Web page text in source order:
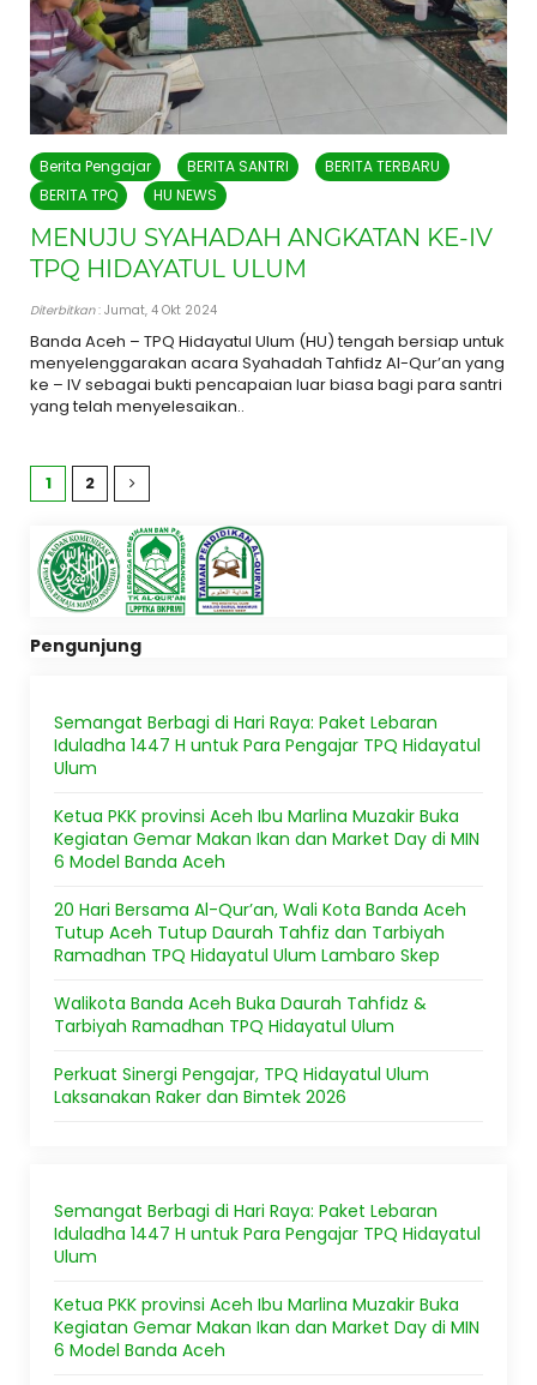
Berita Pengajar BERITA SANTRI
BERITA TERBARU
BERITA TPQ
HU NEWS
MENUJU SYAHADAH ANGKATAN KE-IV
TPQ HIDAYATUL ULUM
Diterbitkan: Jumat, 4 Okt 2024
Banda Aceh – TPQ Hidayatul Ulum (HU) tengah bersiap untuk
menyelenggarakan acara Syahadah Tahfidz Al-Qur’an yang
ke – IV sebagai bukti pencapaian luar biasa bagi para santri
yang telah menyelesaikan..
1 2
Pengunjung
Semangat Berbagi di Hari Raya: Paket Lebaran
Iduladha 1447 H untuk Para Pengajar TPQ Hidayatul
Ulum
Ketua PKK provinsi Aceh Ibu Marlina Muzakir Buka
Kegiatan Gemar Makan Ikan dan Market Day di MIN
6 Model Banda Aceh
20 Hari Bersama Al-Qur’an, Wali Kota Banda Aceh
Tutup Aceh Tutup Daurah Tahfiz dan Tarbiyah
Ramadhan TPQ Hidayatul Ulum Lambaro Skep
Walikota Banda Aceh Buka Daurah Tahfidz &
Tarbiyah Ramadhan TPQ Hidayatul Ulum
Perkuat Sinergi Pengajar, TPQ Hidayatul Ulum
Laksanakan Raker dan Bimtek 2026
Semangat Berbagi di Hari Raya: Paket Lebaran
Iduladha 1447 H untuk Para Pengajar TPQ Hidayatul
Ulum
Ketua PKK provinsi Aceh Ibu Marlina Muzakir Buka
Kegiatan Gemar Makan Ikan dan Market Day di MIN
6 Model Banda Aceh